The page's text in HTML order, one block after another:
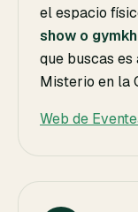
el espacio
show o
que buscas
Misterio en la
Web de